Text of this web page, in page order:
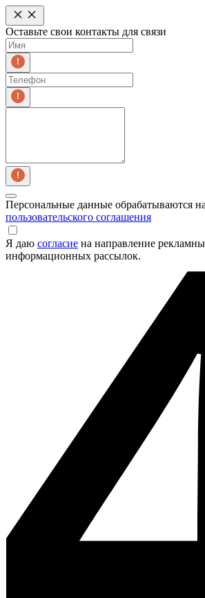
Оставьте свои контакты для связи
Персональные данные обрабатываются
пользовательского соглашения
Я даю согласие на направление
информационных рассылок.